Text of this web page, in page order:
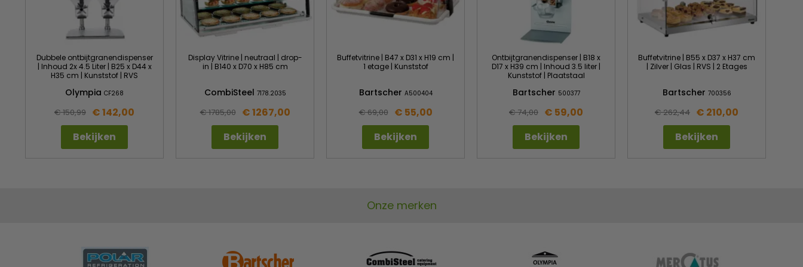
Dubbele ontbijtgranendispenser
| Inhoud 2x 4.5 Liter | B25 x D44 x
H35 cm | Kunststof | RVS
Olympia CF268
€ 150,99 € 142,00
Bekijken
Display Vitrine | neutraal | drop-
in | B140 x D70 x H85 cm
CombiSteel 7178.2035
€ 1785,00
€ 1267,00
Bekijken
Buffetvitrine | B47 x D31 x H19 cm |
1 etage | Kunststof
Bartscher A500404
€ 69,00
€ 55,00
Bekijken
Ontbijtgranendispenser | B18 x
D17 x H39 cm | Inhoud 3.5 liter |
Kunststof | Plaatstaal
Bartscher 500377
€ 74,00 € 59,00
Bekijken
Buffetvitrine | B55 x D37 x H37 cm
| Zilver | Glas | RVS | 2 Etages
Bartscher 700356
€ 262,44 € 210,00
Bekijken
Onze merken